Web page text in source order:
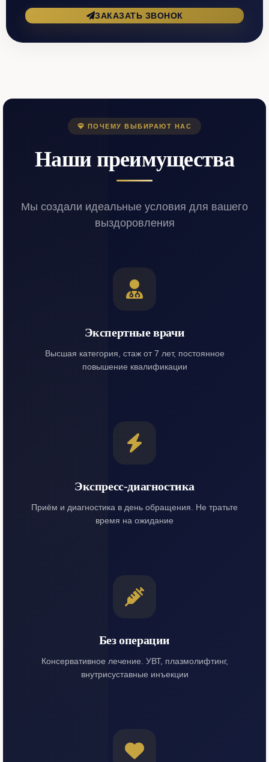
ЗАКАЗАТЬ ЗВОНОК
ПОЧЕМУ ВЫБИРАЮТ НАС
Наши преимущества
Мы создали идеальные условия для вашего
выздоровления
Экспертные врачи
Высшая категория, стаж от 7 лет, постоянное
повышение квалификации
Экспресс-диагностика
Приём и диагностика в день обращения. Не тратьте
время на ожидание
Без операции
Консервативное лечение. УВТ, плазмолифтинг,
внутрисуставные инъекции